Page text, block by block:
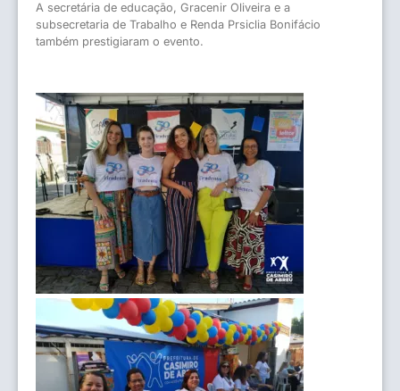
A secretária de educação, Gracenir Oliveira e a
subsecretaria de Trabalho e Renda Prsiclia Bonifácio
também prestigiaram o evento.